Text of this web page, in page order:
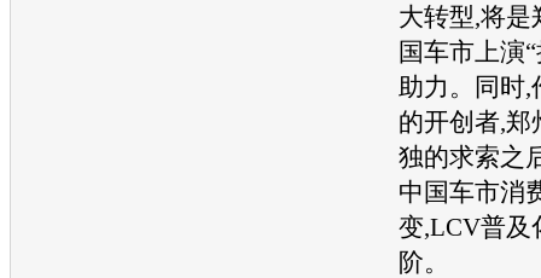
大转型,将是
国车市上演
助力。同时
的开创者,郑
独的求索之
中国车市消
变,LCV普及
阶。